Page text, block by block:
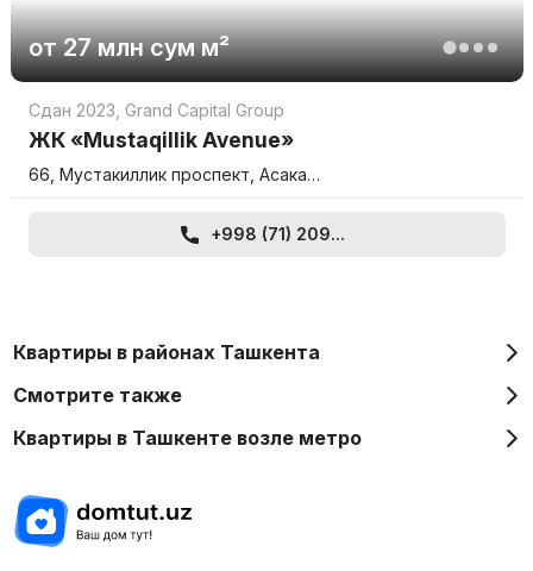
от27 млн сумм²
Сдан 2023 Grand Capital Group
ЖК «Mustaqillik Avenue»
66, Мустакиллик проспект, Асака…
+998 (71) 209...
Квартиры в районах Ташкента
Смотрите также
Квартиры в Ташкенте возле метро